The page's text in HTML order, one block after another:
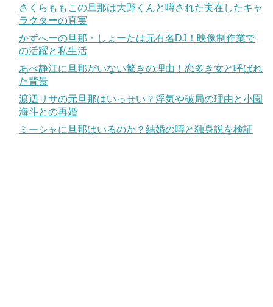
さくらももこの旦那は大野くんと噂された実在したキャ
ラクターの真実
かずへーの旦那・しょーたは元有名DJ！映像制作業で
の活躍と私生活
あべ静江に旦那がいない驚きの理由！恋多き女と呼ばれ
た背景
渡辺リサの元旦那はいっせい？浮気や破局の理由と小園
海斗との再婚
ミーシャに旦那はいるのか？結婚の噂と独身説を検証